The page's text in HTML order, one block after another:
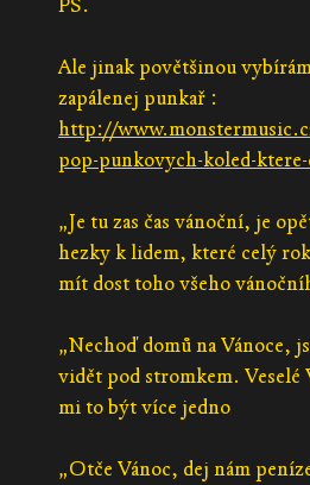
PS.
Ale jinak povětšinou
zapálenej punkař :
http://
pop-punkovych-koled-
„Je tu zas čas vánoční, je
hezky k lidem, které celý
mít dost toho všeho
„Nechoď domů na Vánoce,
vidět pod stromkem. Veselé
mi to být více jedno
„Otče Vánoc, dej nám